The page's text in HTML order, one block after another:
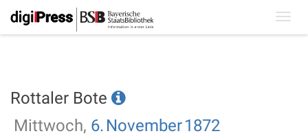
Rottaler Bote
Mittwoch, 6. November1872